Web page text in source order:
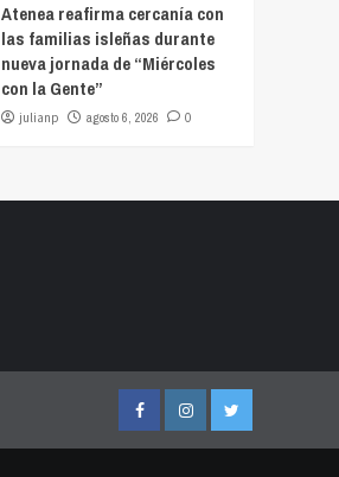
Atenea reafirma cercanía con
las familias isleñas durante
nueva jornada de “Miércoles
con la Gente”
julianp agosto 6, 2026 0
FacebookInstagramTwitter